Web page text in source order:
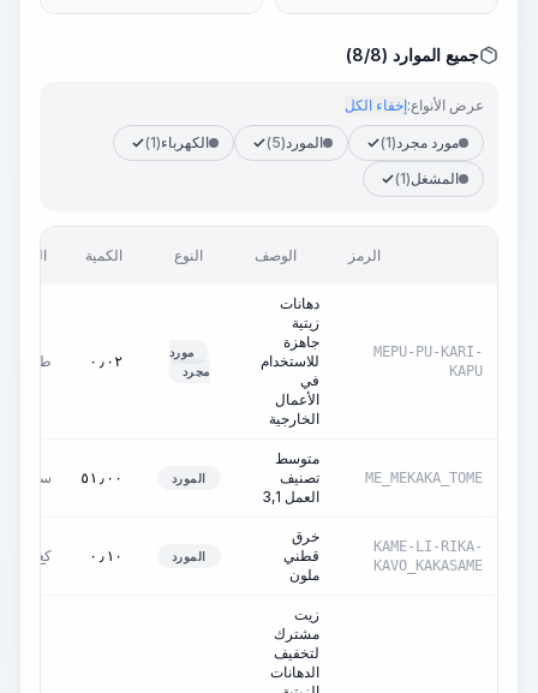
جميع الموارد (8/8)
عرض الأنواع:إخفاء الكل
مورد مجرد(1) المورد(5) الكهرباء(1)
المشغل(1)
الرمز الوصف النوع الكمية الوحدة
MEPU-PU-KARI-
KAPU
دهانات
زيتية
جاهزة
للاستخدام
في
الأعمال
الخارجية
مورد
مجرد
٠٫٠٢ طن
ME_MEKAKA_TOME
متوسط
تصنيف
العمل 3,1
المورد ٥١٫٠٠ ساعات
KAME-LI-RIKA-
KAVO_KAKASAME
خرق
قطني
ملون
المورد ٠٫١٠ كغ
زيت
مشترك
لتخفيف
الدهانات